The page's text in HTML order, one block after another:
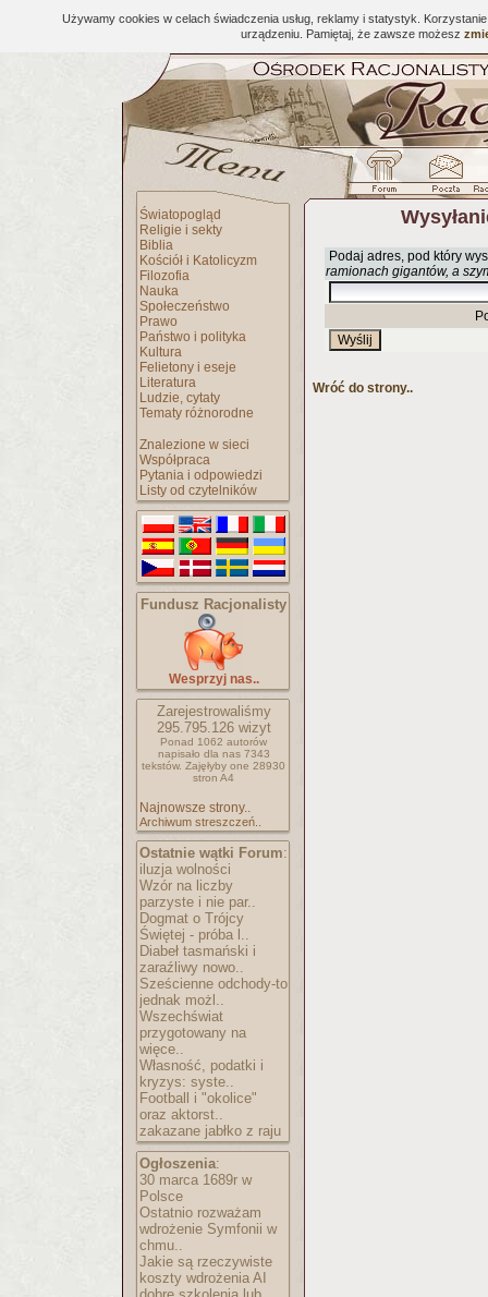
Używamy cookies w celach świadczenia usług, reklamy i statystyk.
urządzeniu. Pamiętaj, że zawsze możesz
Światopogląd
Religie i sekty
Biblia
Kościół i Katolicyzm
Filozofia
Nauka
Społeczeństwo
Prawo
Państwo i polityka
Kultura
Felietony i eseje
Literatura
Ludzie, cytaty
Tematy różnorodne
Znalezione w sieci
Współpraca
Pytania i odpowiedzi
Listy od czytelników
Fundusz Racjonalisty
Wesprzyj nas..
Zarejestrowaliśmy
295.795.126wizyt
Ponad 1062 autorów
napisało dla nas 7343
tekstów. Zajęłyby one 28930
stron A4
Najnowsze strony..
Archiwum streszczeń..
Ostatnie wątki Forum:
iluzja wolności
Wzór na liczby
parzyste i nie par..
Dogmat o Trójcy
Świętej - próba l..
Diabeł tasmański i
zaraźliwy nowo..
Sześcienne odchody-to
jednak możl..
Wszechświat
przygotowany na
więce..
Własność, podatki i
kryzys: syste..
Football i "okolice"
oraz aktorst..
zakazane jabłko z raju
Ogłoszenia:
30 marca 1689r w
Polsce
Ostatnio rozważam
wdrożenie Symfonii w
chmu..
Jakie są rzeczywiste
koszty wdrożenia AI
Podaj adres, pod który
ramionach gigantów, a
Wróć do strony..